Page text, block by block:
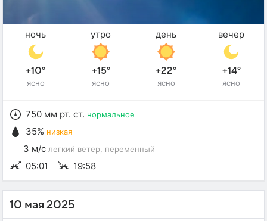
ночь
+10°
ясно
утро
+15°
ясно
день
+22°
ясно
вечер
+14°
ясно
750 мм рт. ст. нормальное
35% низкая
3 м/с легкий ветер , переменный
05:01 19:58
10 мая 2025